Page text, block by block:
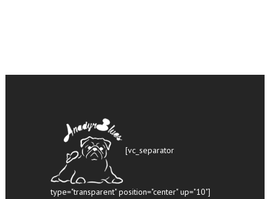
[vc_separator
type="transparent" position="center" up="10"]